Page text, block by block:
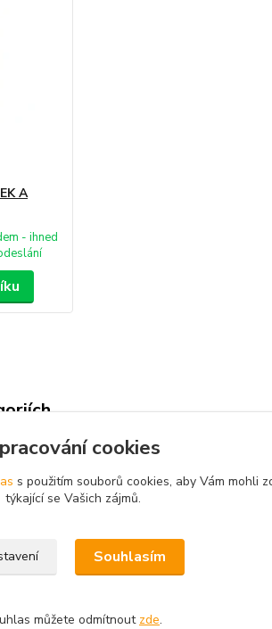
A
- ihned
BAKTERIE DO JEZÍREK
cookies
s použitím souborů cookies, aby Vám mohli
týkající se Vašich zájmů.
Souhlasím
můžete odmítnout zde.